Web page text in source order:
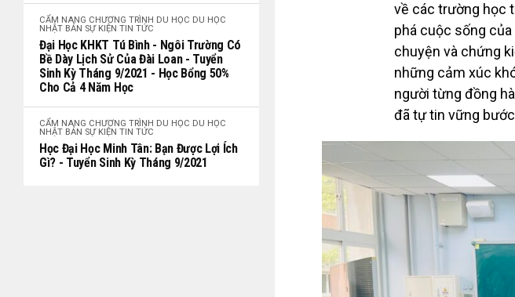
CẨM NANG CHƯƠNG TRÌNH DU HỌC DU HỌC
NHẬT BẢN SỰ KIỆN TIN TỨC
Đại Học KHKT Tú Bình - Ngôi Trường Có
Bề Dày Lịch Sử Của Đài Loan - Tuyển
Sinh Kỳ Tháng 9/2021 - Học Bổng 50%
Cho Cả 4 Năm Học
CẨM NANG CHƯƠNG TRÌNH DU HỌC DU HỌC
NHẬT BẢN SỰ KIỆN TIN TỨC
Học Đại Học Minh Tân: Bạn Được Lợi Ích
Gì? - Tuyển Sinh Kỳ Tháng 9/2021
về các trường học
phá cuộc sống
chuyện và chứng
những cảm xúc
người từng đồng
đã tự tin vững